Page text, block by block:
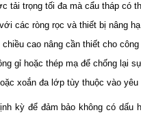
tải trọng tối đa mà cẩu tháp có
các ròng rọc và thiết bị nâng
cao nâng cần thiết cho công
gỉ hoặc thép mạ để chống lại
xoắn đa lớp tùy thuộc vào yêu
kỳ để đảm bảo không có dấu